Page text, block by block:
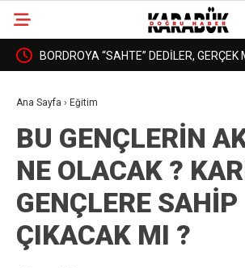
YURT BORDROYA “SAHTE” DEDİLER, GERÇEK
Ana Sayfa › Eğitim
BU GENÇLERİN
NE OLACAK ?
GENÇLERE SAHİP
ÇIKACAK MI ?